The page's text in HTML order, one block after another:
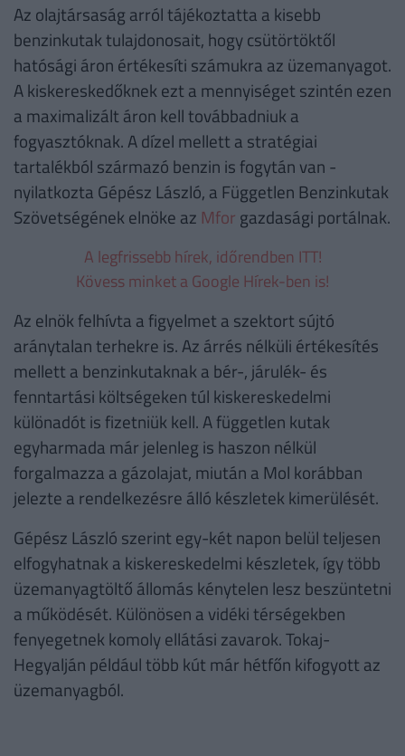
Az olajtársaság arról tájékoztatta a kisebb
benzinkutak tulajdonosait, hogy csütörtöktől
hatósági áron értékesíti számukra az üzemanyagot.
A kiskereskedőknek ezt a mennyiséget szintén ezen
a maximalizált áron kell továbbadniuk a
fogyasztóknak. A dízel mellett a stratégiai
tartalékból származó benzin is fogytán van -
nyilatkozta Gépész László, a Független Benzinkutak
Szövetségének elnöke az Mfor gazdasági portálnak.
A legfrissebb hírek, időrendben ITT!
Kövess minket a Google Hírek-ben is!
Az elnök felhívta a figyelmet a szektort sújtó
aránytalan terhekre is. Az árrés nélküli értékesítés
mellett a benzinkutaknak a bér-, járulék- és
fenntartási költségeken túl kiskereskedelmi
különadót is fizetniük kell. A független kutak
egyharmada már jelenleg is haszon nélkül
forgalmazza a gázolajat, miután a Mol korábban
jelezte a rendelkezésre álló készletek kimerülését.
Gépész László szerint egy-két napon belül teljesen
elfogyhatnak a kiskereskedelmi készletek, így több
üzemanyagtöltő állomás kénytelen lesz beszüntetni
a működését. Különösen a vidéki térségekben
fenyegetnek komoly ellátási zavarok. Tokaj-
Hegyalján például több kút már hétfőn kifogyott az
üzemanyagból.